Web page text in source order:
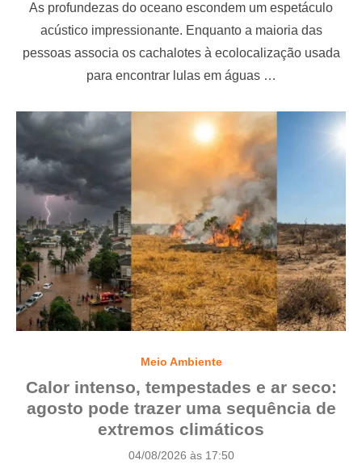
s
e
d
n
As profundezas do oceano escondem um espetáculo
acústico impressionante. Enquanto a maioria das
pessoas associa os cachalotes à ecolocalização usada
para encontrar lulas em águas …
Meio Ambiente
Calor intenso, tempestades e ar seco:
agosto pode trazer uma sequência de
extremos climáticos
P
04/08/2026 às 17:50